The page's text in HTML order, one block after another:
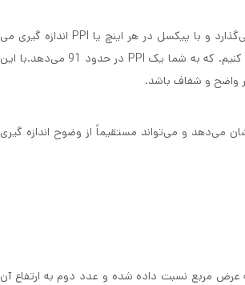
یکی دیگر از مواردی که باید در نظر گرفت رزولوشن نمایشگر است که بر تراکم پیکسلی آن تأثیر می‌گذارد و با پیکسل در هر اینچ یا PPI اندازه گیری می
شود.ما به طور معمول، روی صفحه نمایش 23.8 اینچی یا کوچکتر، رزولوشن 1080p را توصیه می کنیم. که به شما یک PPI در حدود 91 می‌دهد.با این
می‌دهد و می‌تواند مستقیماً از وضوح اندازه گیری
یک مربع 1:1 است که در آن عدد اول به عرض مربع نسبت داده شده و عدد دوم به ارتفاع آن